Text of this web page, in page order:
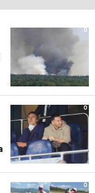
0
0
0